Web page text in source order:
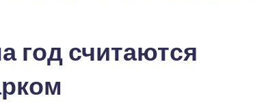
год считаются